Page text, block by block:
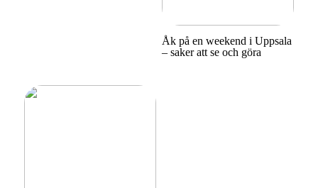
Åk på en weekend i Uppsala
– saker att se och göra